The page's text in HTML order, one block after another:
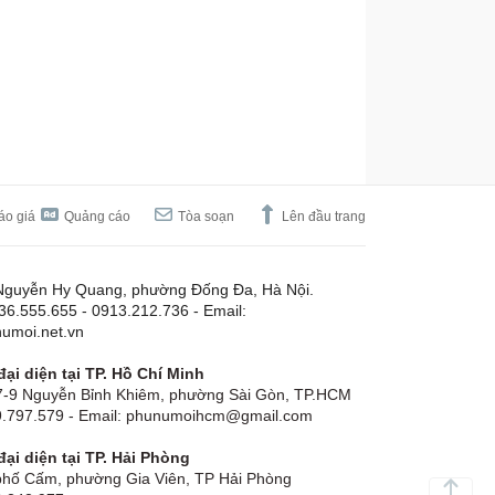
giá Quảng cáo Tòa soạn Lên đầu trang
Hy Quang, phường Đống Đa, Hà Nội.
- 0913.212.736 - Email:
diện tại TP. Hồ Chí Minh
9 Nguyễn Bỉnh Khiêm, phường Sài Gòn, TP.HCM
- Email: phunumoihcm@gmail.com
diện tại TP. Hải Phòng
Cấm, phường Gia Viên, TP Hải Phòng